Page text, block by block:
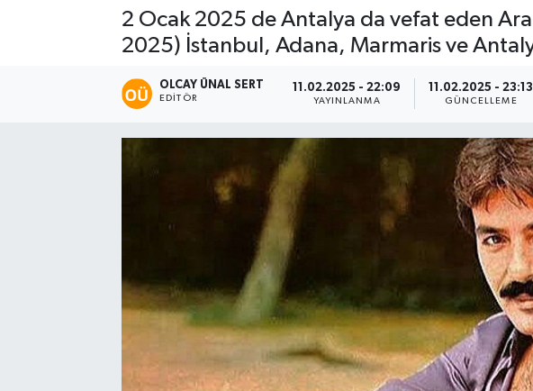
2 Ocak 2025 de Antalya da vefat eden
2025) İstanbul, Adana, Marmaris ve
OLCAY ÜNAL SERT
EDITÖR
11.02.2025 - 22:09
YAYINLANMA
11.02.2025 - 23:13
GÜNCELLEME
Son Dakika Haberleri